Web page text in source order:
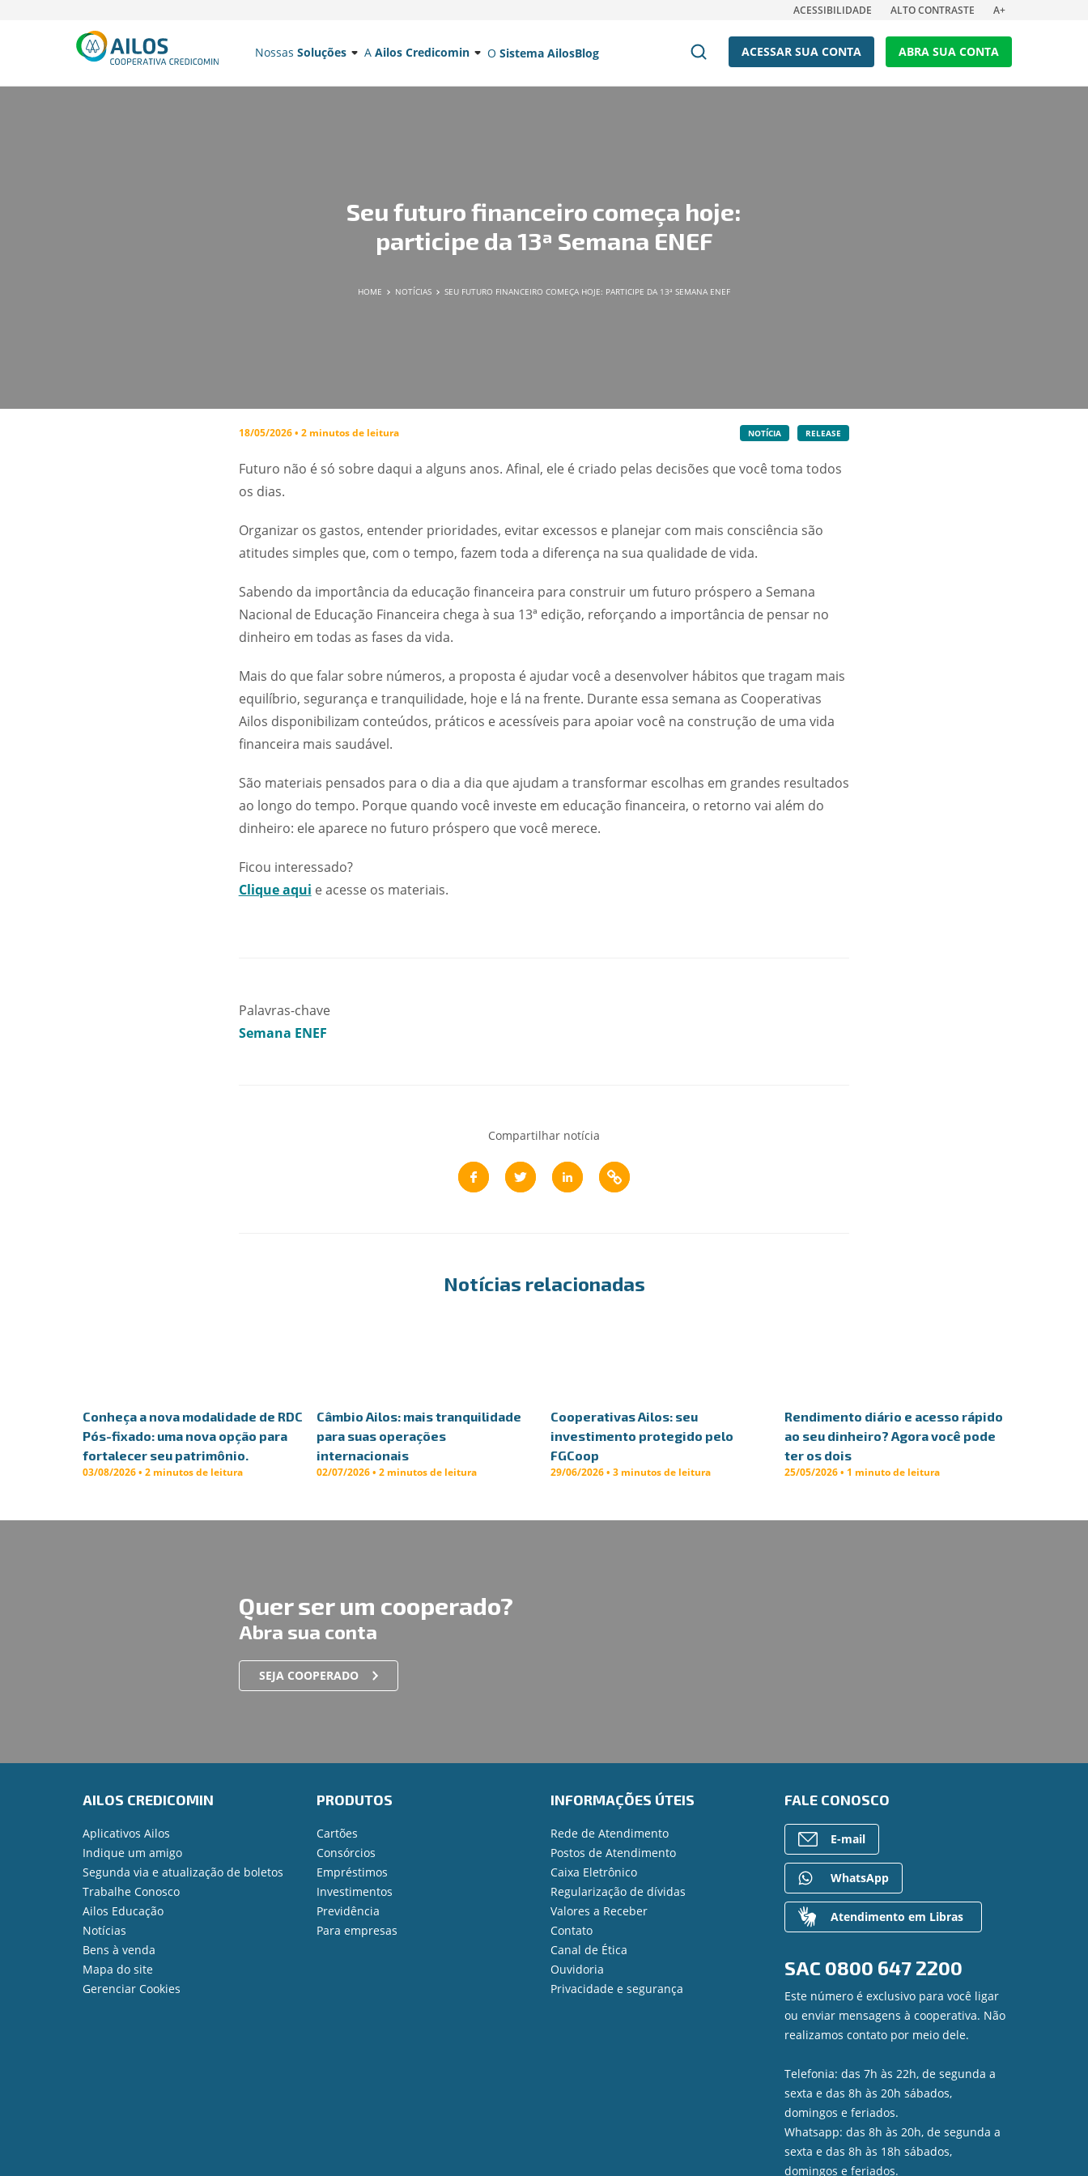
ACESSIBILIDADE ALTO CONTRASTE A+
Nossas Soluções A Ailos Credicomin O Sistema AilosBlog ACESSAR SUA CONTA ABRA SUA CONTA
Seu futuro financeiro começa hoje:
participe da 13ª Semana ENEF
HOME NOTÍCIAS SEU FUTURO FINANCEIRO COMEÇA HOJE: PARTICIPE DA 13ª SEMANA ENEF
18/05/2026 • 2 minutos de leitura NOTÍCIA RELEASE
Futuro não é só sobre daqui a alguns anos. Afinal, ele é criado pelas decisões que você toma todos
os dias.
Organizar os gastos, entender prioridades, evitar excessos e planejar com mais consciência são
atitudes simples que, com o tempo, fazem toda a diferença na sua qualidade de vida.
Sabendo da importância da educação financeira para construir um futuro próspero a Semana
Nacional de Educação Financeira chega à sua 13ª edição, reforçando a importância de pensar no
dinheiro em todas as fases da vida.
Mais do que falar sobre números, a proposta é ajudar você a desenvolver hábitos que tragam mais
equilíbrio, segurança e tranquilidade, hoje e lá na frente. Durante essa semana as Cooperativas
Ailos disponibilizam conteúdos, práticos e acessíveis para apoiar você na construção de uma vida
financeira mais saudável.
São materiais pensados para o dia a dia que ajudam a transformar escolhas em grandes resultados
ao longo do tempo. Porque quando você investe em educação financeira, o retorno vai além do
dinheiro: ele aparece no futuro próspero que você merece.
Ficou interessado?
Clique aqui e acesse os materiais.
Palavras-chave
Semana ENEF
Compartilhar notícia
Notícias relacionadas
Conheça a nova modalidade de RDC
Pós-fixado: uma nova opção para
fortalecer seu patrimônio.
03/08/2026 • 2 minutos de leitura
Câmbio Ailos: mais tranquilidade
para suas operações
internacionais
02/07/2026 • 2 minutos de leitura
Cooperativas Ailos: seu
investimento protegido pelo
FGCoop
29/06/2026 • 3 minutos de leitura
Rendimento diário e acesso rápido
ao seu dinheiro? Agora você pode
ter os dois
25/05/2026 • 1 minuto de leitura
Quer ser um cooperado?
Abra sua conta
SEJA COOPERADO
AILOS CREDICOMIN
Aplicativos Ailos
Indique um amigo
Segunda via e atualização de boletos
Trabalhe Conosco
Ailos Educação
Notícias
Bens à venda
Mapa do site
Gerenciar Cookies
PRODUTOS
Cartões
Consórcios
Empréstimos
Investimentos
Previdência
Para empresas
INFORMAÇÕES ÚTEIS
Rede de Atendimento
Postos de Atendimento
Caixa Eletrônico
Regularização de dívidas
Valores a Receber
Contato
Canal de Ética
Ouvidoria
Privacidade e segurança
FALE CONOSCO
E-mail
WhatsApp
Atendimento em Libras
SAC 0800 647 2200
Este número é exclusivo para você ligar
ou enviar mensagens à cooperativa. Não
realizamos contato por meio dele.
Telefonia: das 7h às 22h, de segunda a
sexta e das 8h às 20h sábados,
domingos e feriados.
Whatsapp: das 8h às 20h, de segunda a
sexta e das 8h às 18h sábados,
domingos e feriados.